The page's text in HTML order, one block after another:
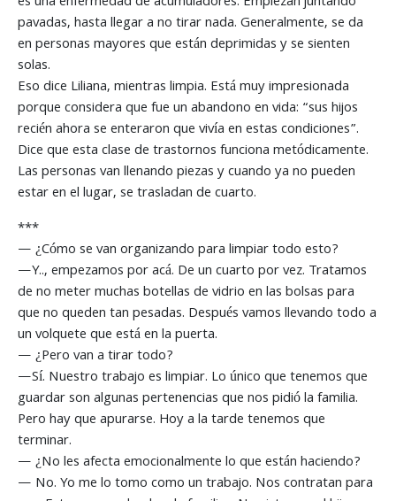
pavadas, hasta llegar a no tirar nada. Generalmente, se da
en personas mayores que están deprimidas y se sienten
solas.
Eso dice Liliana, mientras limpia. Está muy impresionada
porque considera que fue un abandono en vida: “sus hijos
recién ahora se enteraron que vivía en estas condiciones”.
Dice que esta clase de trastornos funciona metódicamente.
Las personas van llenando piezas y cuando ya no pueden
estar en el lugar, se trasladan de cuarto.
***
— ¿Cómo se van organizando para limpiar todo esto?
—Y.., empezamos por acá. De un cuarto por vez. Tratamos
de no meter muchas botellas de vidrio en las bolsas para
que no queden tan pesadas. Después vamos llevando todo a
un volquete que está en la puerta.
— ¿Pero van a tirar todo?
—Sí. Nuestro trabajo es limpiar. Lo único que tenemos que
guardar son algunas pertenencias que nos pidió la familia.
Pero hay que apurarse. Hoy a la tarde tenemos que
terminar.
— ¿No les afecta emocionalmente lo que están haciendo?
— No. Yo me lo tomo como un trabajo. Nos contratan para